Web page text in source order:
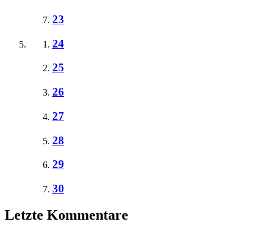
23
24
25
26
27
28
29
30
Letzte Kommentare